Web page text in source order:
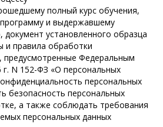
полный курс обучения,
и выдержавшему
установленного образца
и правила обработки
предусмотренные Федеральным
г. N 152-ФЗ «О персональных
персональных
безопасность персональных
а также соблюдать требования
персональных данных